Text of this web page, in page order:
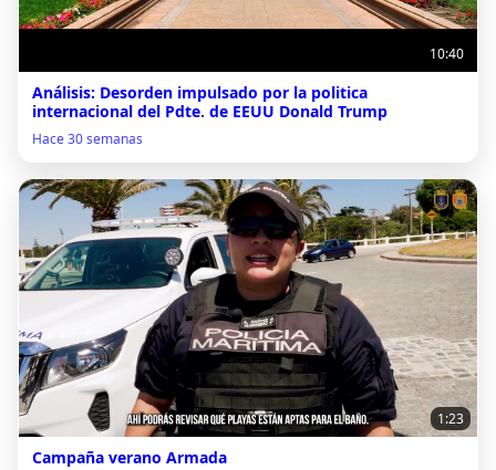
10:40
Análisis: Desorden impulsado por la politica
internacional del Pdte. de EEUU Donald Trump
Hace 30 semanas
1:23
Campaña verano Armada